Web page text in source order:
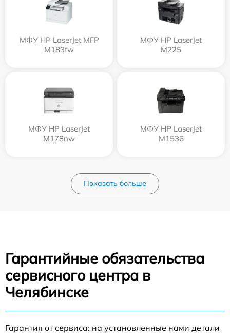
МФУ HP LaserJet MFP
M183fw
МФУ HP LaserJet
M225
МФУ HP LaserJet
M178nw
МФУ HP LaserJet
M1536
Показать больше
Гарантийные обязательства
сервисного центра в
Челябинске
Гарантия от сервиса: на установленные нами детали